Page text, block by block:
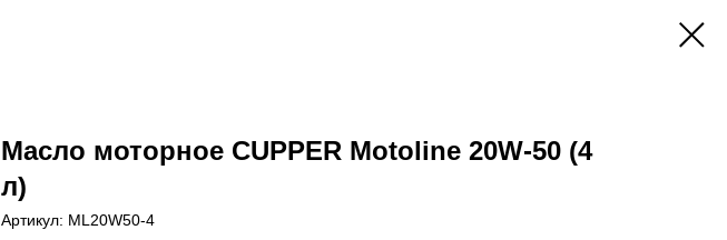
Масло моторное CUPPER Motoline 20W-50 (4
л)
Артикул: ML20W50-4